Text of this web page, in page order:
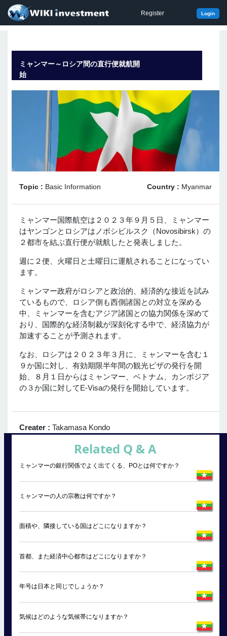
Register Login
ミャンマー～ロシア間の直行便就航開
始
Topic : Basic Information Country : Myanmar
ミャンマー国際航空は２０２３年９月５日、ミャンマー
はヤンゴンとロシアはノボシビルスク（Novosibirsk）の
２都市を結ぶ直行便が就航したと発表しました。
週に２便、火曜日と土曜日に運航されることになってい
ます。
ミャンマー政府がロシアと政治的、経済的な接近を試み
ているもので、ロシア側も西側諸国との対立を深める
中、ミャンマーを含むアジア諸国との協力関係を深めて
おり、国際的な経済制裁が深刻化する中で、経済協力が
加速することが予測されます。
なお、ロシアは２０２３年３月に、ミャンマーを含む１
９か国に対し、有効期限半年間の観光ビザの発行を開
始、８月１日からはミャンマー、ベトナム、カンボジア
の３か国に対してE-Visaの発行を開始しています。
Creater : Takamasa Kondo
Related Q & A
ミャンマーの銀行関係でよく出てくる、POとは何ですか？
ミャンマーの人の宗教は何ですか？
面積や、隣接している国はどこになりますか？
首都、また経済中心都市はどこになりますか？
年号は日本と同じでしょうか？
気候はどのような気候帯になりますか？